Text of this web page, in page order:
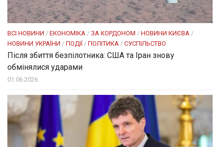
ВСІ НОВИНИ / ЕКОНОМІКА / ЗА КОРДОНОМ / НОВИНИ КИЄВА /
НОВИНИ УКРАЇНИ / ПОДІЇ/ ПОЛІТИКА / СУСПІЛЬСТВО
Після збиття безпілотника: США та Іран знову
обмінялися ударами
01.06.2026